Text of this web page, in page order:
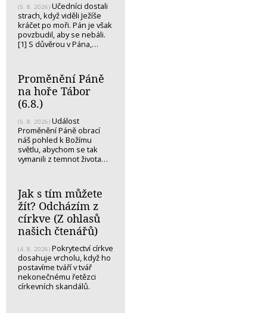
(5. 8. 2026) Učedníci dostali
strach, když viděli Ježíše
kráčet po moři. Pán je však
povzbudil, aby se nebáli.
[1] S důvěrou v Pána,…
Proměnění Páně
na hoře Tábor
(6.8.)
(5. 8. 2026) Událost
Proměnění Páně obrací
náš pohled k Božímu
světlu, abychom se tak
vymanili z temnot života…
Jak s tím můžete
žít? Odcházím z
církve (Z ohlasů
našich čtenářů)
(4. 8. 2026) Pokrytectví církve
dosahuje vrcholu, když ho
postavíme tváří v tvář
nekonečnému řetězci
církevních skandálů.